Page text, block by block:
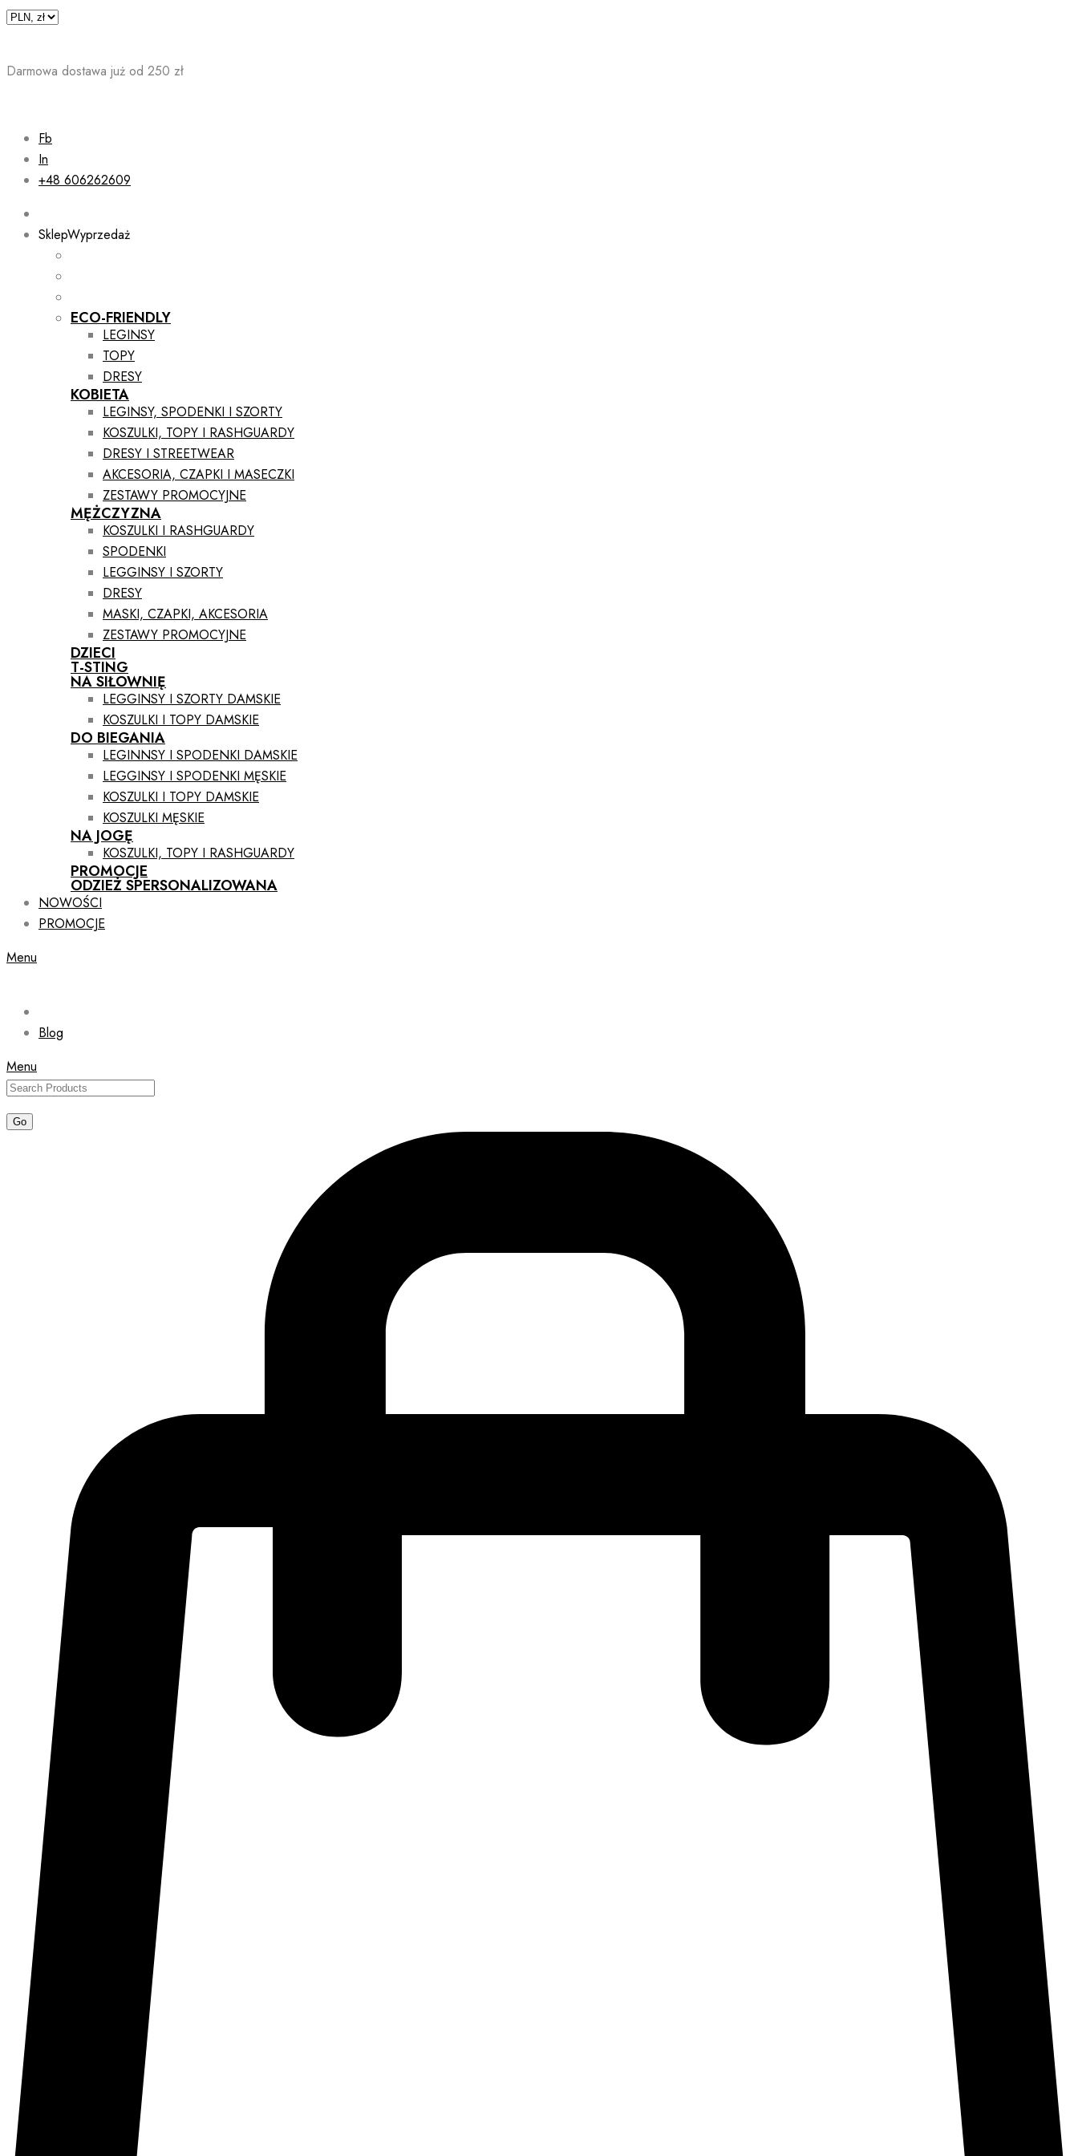
Skip
Darmowa dostawa już od 250 zł
Fb
In
+48 606262609
SklepWyprzedaż
ECO-FRIENDLY
LEGINSY
TOPY
DRESY
KOBIETA
LEGINSY, SPODENKI I SZORTY
KOSZULKI, TOPY I RASHGUARDY
DRESY I STREETWEAR
AKCESORIA, CZAPKI I MASECZKI
ZESTAWY PROMOCYJNE
MĘŻCZYZNA
KOSZULKI I RASHGUARDY
SPODENKI
LEGGINSY I SZORTY
DRESY
MASKI, CZAPKI, AKCESORIA
ZESTAWY PROMOCYJNE
DZIECI
T-STING
NA SIŁOWNIĘ
LEGGINSY I SZORTY DAMSKIE
KOSZULKI I TOPY DAMSKIE
DO BIEGANIA
LEGINNSY I SPODENKI DAMSKIE
LEGGINSY I SPODENKI MĘSKIE
KOSZULKI I TOPY DAMSKIE
KOSZULKI MĘSKIE
NA JOGĘ
KOSZULKI, TOPY I RASHGUARDY
PROMOCJE
ODZIEŻ SPERSONALIZOWANA
NOWOŚCI
PROMOCJE
Menu
Blog
Menu